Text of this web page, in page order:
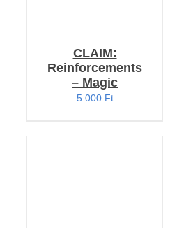
CLAIM:
Reinforcements
– Magic
5 000 Ft